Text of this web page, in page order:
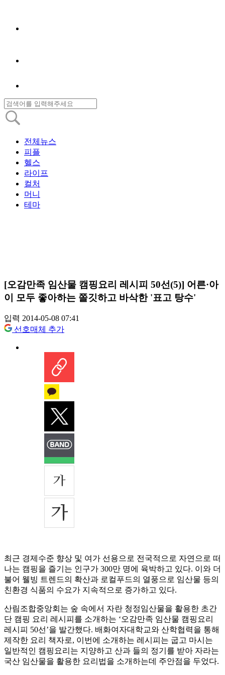
전체뉴스
피플
헬스
라이프
컬처
머니
테마
[오감만족 임산물 캠핑요리 레시피 50선(5)] 어른·아
이 모두 좋아하는 쫄깃하고 바삭한 '표고 탕수'
입력 2014-05-08 07:41
선호매체 추가
최근 경제수준 향상 및 여가 선용으로 전국적으로 자연으로 떠
나는 캠핑을 즐기는 인구가 300만 명에 육박하고 있다. 이와 더
불어 웰빙 트렌드의 확산과 로컬푸드의 열풍으로 임산물 등의
친환경 식품의 수요가 지속적으로 증가하고 있다.
산림조합중앙회는 숲 속에서 자란 청정임산물을 활용한 초간
단 캠핑 요리 레시피를 소개하는 ‘오감만족 임산물 캠핑요리
레시피 50선’을 발간했다. 배화여자대학교와 산학협력을 통해
제작한 요리 책자로, 이번에 소개하는 레시피는 굽고 마시는
일반적인 캠핑요리는 지양하고 산과 들의 정기를 받아 자라는
국산 임산물을 활용한 요리법을 소개하는데 주안점을 두었다.